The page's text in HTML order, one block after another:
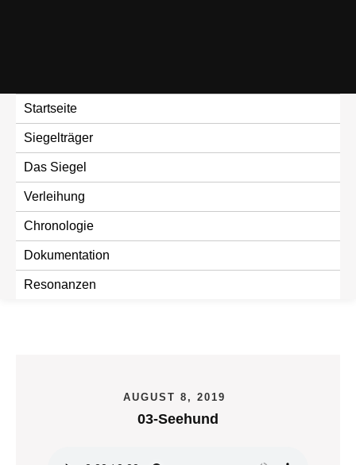
Startseite
Siegelträger
Das Siegel
Verleihung
Chronologie
Dokumentation
Resonanzen
AUGUST 8, 2019
03-Seehund